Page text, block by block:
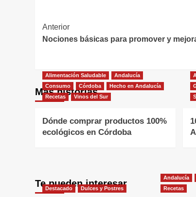
Navegación
de
Anterior
Nociones básicas para promover y
Más historias
Alimentación Saludable
Andalucía
Consumo
Córdoba
Hecho en Andalucía
Recetas
Vinos del Sur
Dónde comprar productos 100%
ecológicos en Córdoba
Te pueden interesar
Destacado Dulces y Postres
Andalucía
Recetas